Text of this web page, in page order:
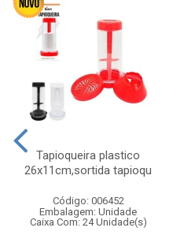
Tapioqueira plastico
26x11cm,sortida tapioqu
Código: 006452
Embalagem: Unidade
Caixa Com: 24 Unidade(s)